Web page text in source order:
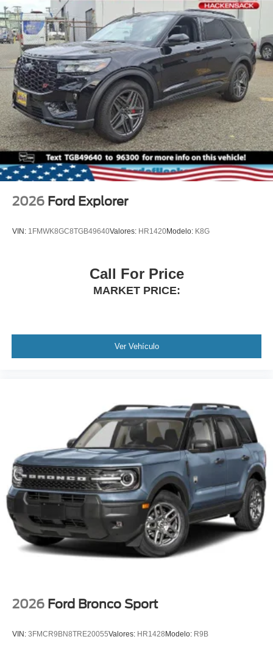
2026 Ford Explorer
VIN: 1FMWK8GC8TGB49640Valores: HR1420Modelo: K8G
Call For Price
MARKET PRICE:
Ver Vehículo
2026 Ford Bronco Sport
VIN: 3FMCR9BN8TRE20055Valores: HR1428 Modelo: R9B